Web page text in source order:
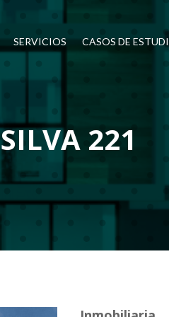
SERVICIOS CASOS DE
SILVA 221